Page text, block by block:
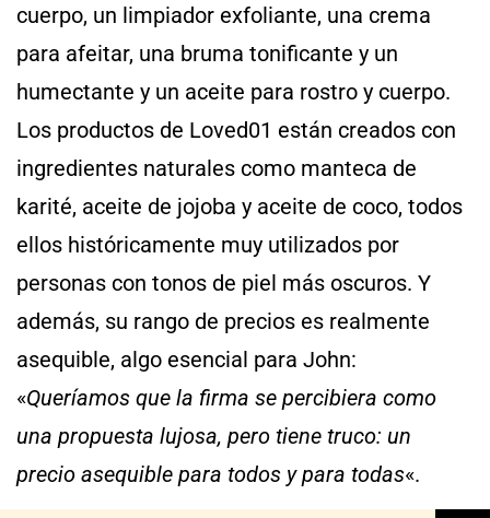
cuerpo, un limpiador exfoliante, una crema
para afeitar, una bruma tonificante y un
humectante y un aceite para rostro y cuerpo.
Los productos de Loved01 están creados con
ingredientes naturales como manteca de
karité, aceite de jojoba y aceite de coco, todos
ellos históricamente muy utilizados por
personas con tonos de piel más oscuros. Y
además, su rango de precios es realmente
asequible, algo esencial para John:
«Queríamos que la firma se percibiera como
una propuesta lujosa, pero tiene truco: un
precio asequible para todos y para todas«.